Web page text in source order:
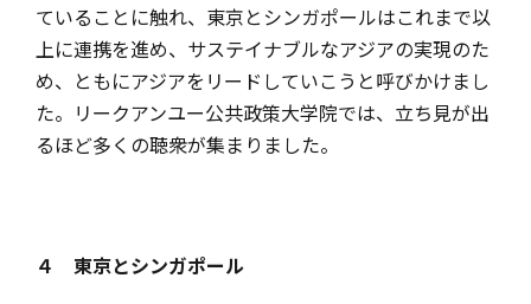
ていることに触れ、東京とシンガポールはこれまで以
上に連携を進め、サステイナブルなアジアの実現のた
め、ともにアジアをリードしていこうと呼びかけまし
た。リークアンユー公共政策大学院では、立ち見が出
るほど多くの聴衆が集まりました。
４ 東京とシンガポール